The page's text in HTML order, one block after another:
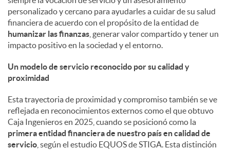
personalizado y cercano para ayudarles a cuidar de su salud
financiera de acuerdo con el propósito de la entidad de
humanizar las finanzas , generar valor compartido y tener un
impacto positivo en la sociedad y el entorno.
Un modelo de servicio reconocido por su calidad y
proximidad
Esta trayectoria de proximidad y compromiso también se ve
reflejada en reconocimientos externos como el que obtuvo
Caja Ingenieros en 2025, cuando se posicionó como la
primera entidad financiera de nuestro país en calidad de
servicio , según el estudio EQUOS de STIGA. Esta distinción